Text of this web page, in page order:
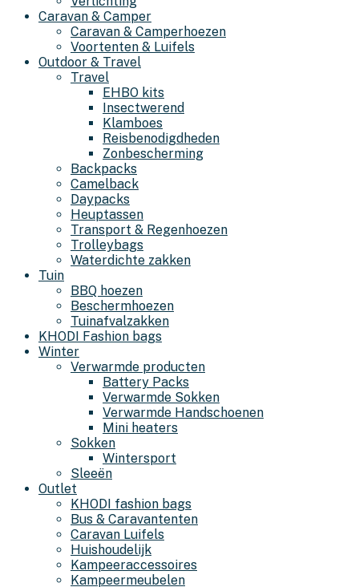
Caravan & Camper
Caravan & Camperhoezen
Voortenten & Luifels
Outdoor & Travel
Travel
EHBO kits
Insectwerend
Klamboes
Reisbenodigdheden
Zonbescherming
Backpacks
Camelback
Daypacks
Heuptassen
Transport & Regenhoezen
Trolleybags
Waterdichte zakken
Tuin
BBQ hoezen
Beschermhoezen
Tuinafvalzakken
KHODI Fashion bags
Winter
Verwarmde producten
Battery Packs
Verwarmde Sokken
Verwarmde Handschoenen
Mini heaters
Sokken
Wintersport
Sleeën
Outlet
KHODI fashion bags
Bus & Caravantenten
Caravan Luifels
Huishoudelijk
Kampeeraccessoires
Kampeermeubelen